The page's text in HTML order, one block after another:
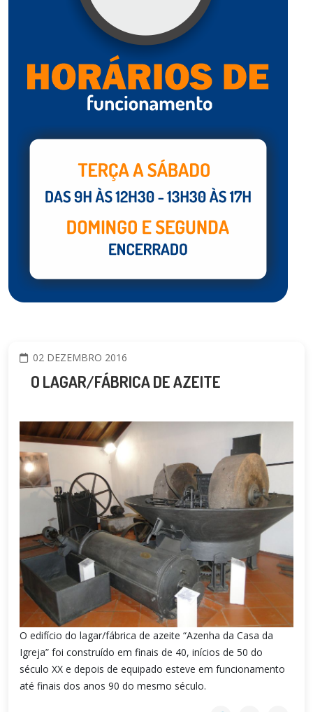
02 DEZEMBRO 2016
O LAGAR/FÁBRICA DE AZEITE
O edifício do lagar/fábrica de azeite “Azenha da Casa da
Igreja” foi construído em finais de 40, inícios de 50 do
século XX e depois de equipado esteve em funcionamento
até finais dos anos 90 do mesmo século.